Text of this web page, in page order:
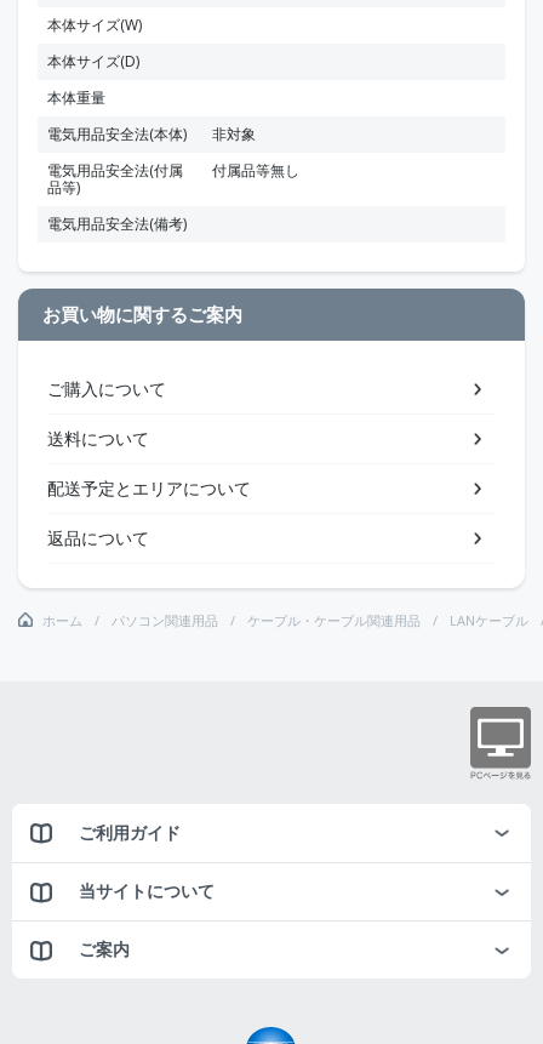
本体サイズ(W)
本体サイズ(D)
本体重量
電気用品安全法(本体)
非対象
電気用品安全法(付属
品等)
付属品等無し
電気用品安全法(備考)
お買い物に関するご案内
ご購入について
送料について
配送予定とエリアについて
返品について
ホーム パソコン関連用品 ケーブル・ケーブル関連用品 LANケーブル
ご利用ガイド
当サイトについて
ご案内